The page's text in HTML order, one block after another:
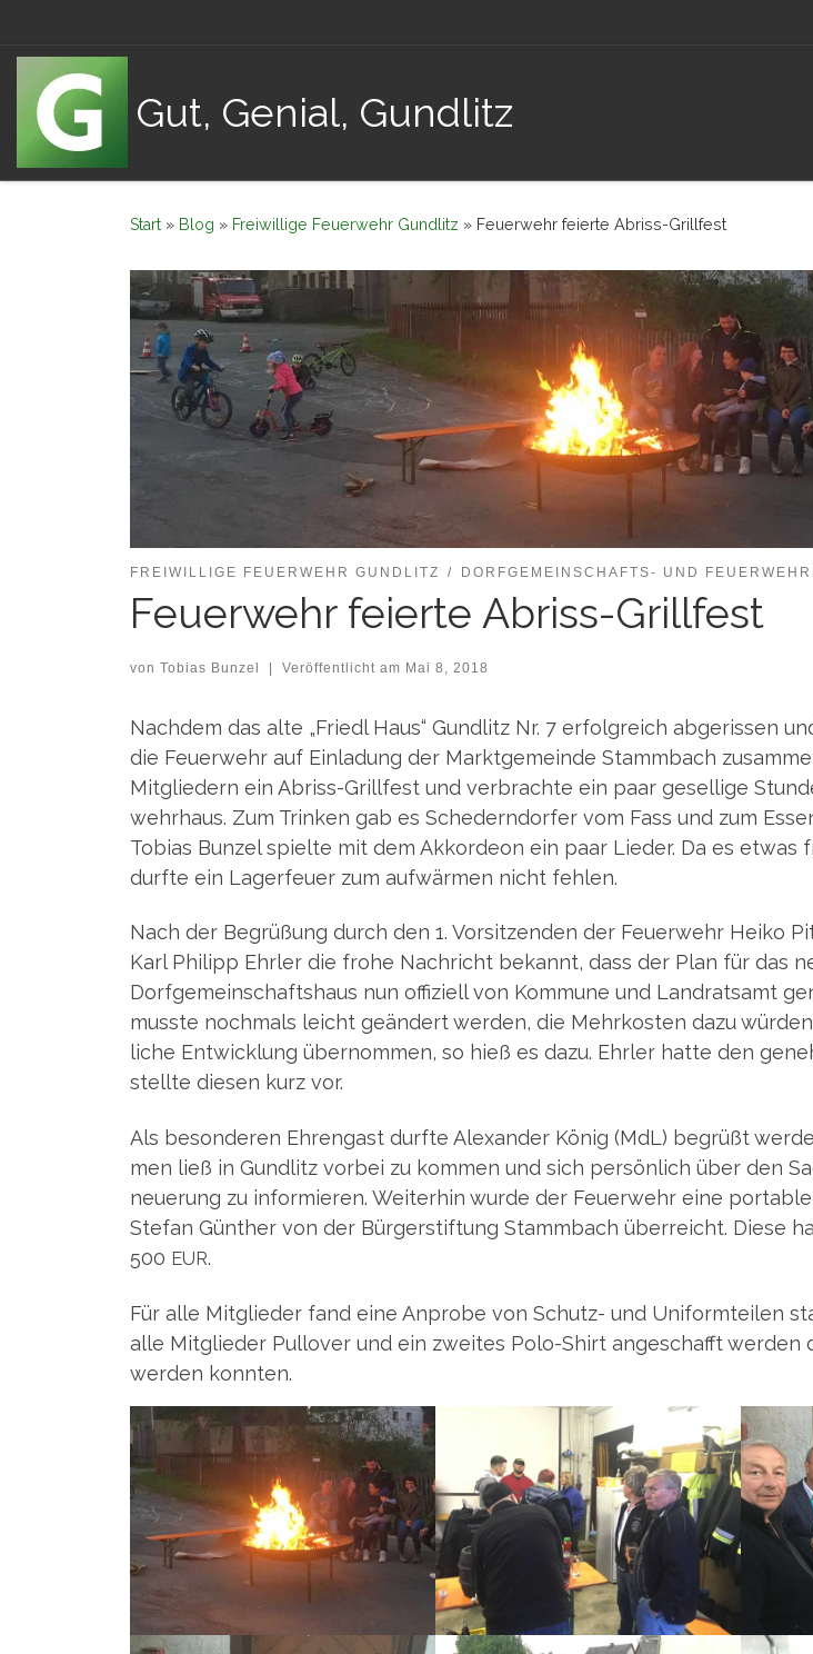
Gut, Genial, Gundlitz
Start » Blog » Freiwillige Feuerwehr Gundlitz » Feuerwehr feierte Abriss-Grillfest
FREIWILLIGE FEUERWEHR GUNDLITZ DORFGEMEINSCHAFTS- UND
Feuerwehr feierte Abriss-Grillfest
von Tobias Bunzel | Veröffentlicht am Mai 8, 2018
Nach­dem das alte „Friedl Haus“ Gund­litz Nr. 7 erfolg­reich abge­ris­sen
die Feu­er­wehr auf Ein­la­dung der Markt­ge­mein­de Stamm­bach
Mit­glie­dern ein Abriss-Grill­fest und ver­brach­te ein paar gesel­li­ge
wehr­haus. Zum Trin­ken gab es Sche­dern­dor­fer vom Fass und zum
Tobi­as Bun­zel spiel­te mit dem Akkor­de­on ein paar Lie­der. Da es etwas
durf­te ein Lager­feu­er zum auf­wär­men nicht fehlen.
Nach der Begrü­ßung durch den 1. Vor­sit­zen­den der Feu­er­wehr Hei­ko
Karl Phil­ipp Ehr­ler die fro­he Nach­richt bekannt, dass der Plan für das
Dorf­ge­mein­schafts­haus nun offi­zi­ell von Kom­mu­ne und Land­rats­amt
muss­te noch­mals leicht geän­dert wer­den, die Mehr­kos­ten dazu
li­che Ent­wick­lung über­nom­men, so hieß es dazu. Ehr­ler hat­te den
stell­te die­sen kurz vor.
Als beson­de­ren Ehren­gast durf­te Alex­an­der König (MdL) begrüßt
men ließ in Gund­litz vor­bei zu kom­men und sich per­sön­lich über den
neue­rung zu infor­mie­ren. Wei­ter­hin wur­de der Feu­er­wehr eine
Ste­fan Gün­ther von der Bür­ger­stif­tung Stamm­bach über­reicht. Die­se
500 EUR.
Für alle Mit­glie­der fand eine Anpro­be von Schutz- und Uni­form­tei­len
alle Mit­glie­der Pull­over und ein zwei­tes Polo-Shirt ange­schafft
wer­den konnten.